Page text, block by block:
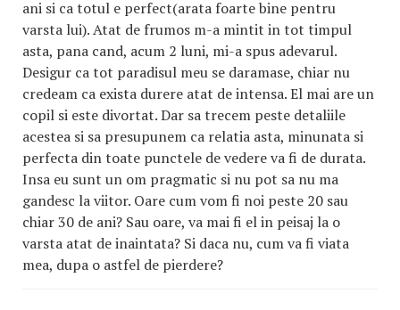
ani si ca totul e perfect(arata foarte bine pentru
varsta lui). Atat de frumos m-a mintit in tot timpul
asta, pana cand, acum 2 luni, mi-a spus adevarul.
Desigur ca tot paradisul meu se daramase, chiar nu
credeam ca exista durere atat de intensa. El mai are un
copil si este divortat. Dar sa trecem peste detaliile
acestea si sa presupunem ca relatia asta, minunata si
perfecta din toate punctele de vedere va fi de durata.
Insa eu sunt un om pragmatic si nu pot sa nu ma
gandesc la viitor. Oare cum vom fi noi peste 20 sau
chiar 30 de ani? Sau oare, va mai fi el in peisaj la o
varsta atat de inaintata? Si daca nu, cum va fi viata
mea, dupa o astfel de pierdere?